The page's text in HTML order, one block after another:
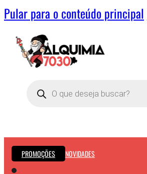
Pular para o conteúdo principal
Pesquisar
produtos
PROMOÇÕES NOVIDADES